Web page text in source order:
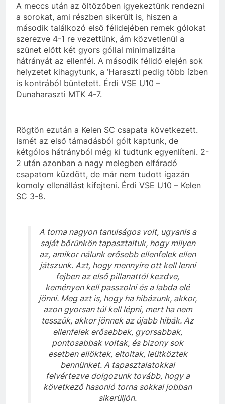
A meccs után az öltözőben igyekeztünk rendezni
a sorokat, ami részben sikerült is, hiszen a
második találkozó első félidejében remek gólokat
szerezve 4-1 re vezettünk, ám közvetlenül a
szünet előtt két gyors góllal minimalizálta
hátrányát az ellenfél. A második félidő elején sok
helyzetet kihagytunk, a ’Haraszti pedig több ízben
is kontrából büntetett. Érdi VSE U10 –
Dunaharaszti MTK 4-7.
Rögtön ezután a Kelen SC csapata következett.
Ismét az első támadásból gólt kaptunk, de
kétgólos hátrányból még ki tudtunk egyenlíteni. 2-
2 után azonban a nagy melegben elfáradó
csapatom küzdött, de már nem tudott igazán
komoly ellenállást kifejteni. Érdi VSE U10 – Kelen
SC 3-8.
A torna nagyon tanulságos volt, ugyanis a
saját bőrünkön tapasztaltuk, hogy milyen
az, amikor nálunk erősebb ellenfelek ellen
játszunk. Azt, hogy mennyire ott kell lenni
fejben az első pillanattól kezdve,
keményen kell passzolni és a labda elé
jönni. Meg azt is, hogy ha hibázunk, akkor,
azon gyorsan túl kell lépni, mert ha nem
tesszük, akkor jönnek az újabb hibák. Az
ellenfelek erősebbek, gyorsabbak,
pontosabbak voltak, és bizony sok
esetben ellöktek, eltoltak, leütköztek
bennünket. A tapasztalatokkal
felvértezve dolgozunk tovább, hogy a
következő hasonló torna sokkal jobban
sikerüljön.